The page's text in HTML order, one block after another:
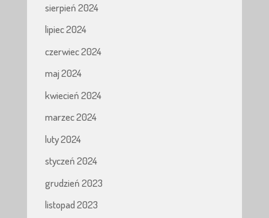
sierpień 2024
lipiec 2024
czerwiec 2024
maj 2024
kwiecień 2024
marzec 2024
luty 2024
styczeń 2024
grudzień 2023
listopad 2023